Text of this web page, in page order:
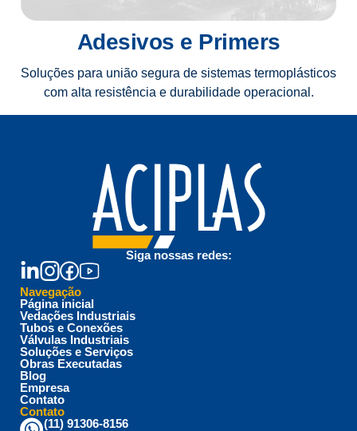
Adesivos e Primers
Soluções para união segura de sistemas termoplásticos
com alta resistência e durabilidade operacional.
Siga nossas redes:
Navegação
Página inicial
Vedações Industriais
Tubos e Conexões
Válvulas Industriais
Soluções e Serviços
Obras Executadas
Blog
Empresa
Contato
Contato
(11) 91306-8156